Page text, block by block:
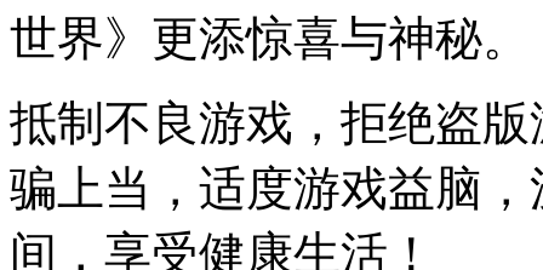
世界》更添惊喜与神秘。
抵制不良游戏，拒绝盗
骗上当，适度游戏益脑
间，享受健康生活！